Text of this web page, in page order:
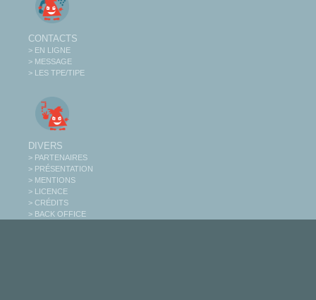
CONTACTS
> EN LIGNE
> MESSAGE
> LES TPE/TIPE
DIVERS
> PARTENAIRES
> PRÉSENTATION
> MENTIONS
> LICENCE
> CRÉDITS
> BACK OFFICE